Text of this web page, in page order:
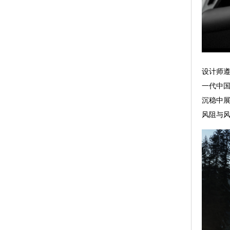
设计师
一代中
沉稳中
风阻与